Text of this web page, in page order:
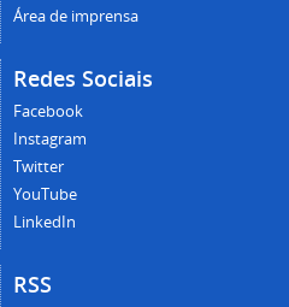
Área de imprensa
Redes Sociais
Facebook
Instagram
Twitter
YouTube
LinkedIn
RSS